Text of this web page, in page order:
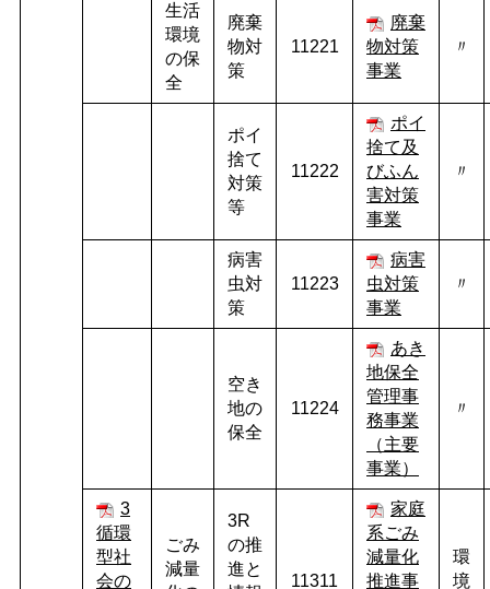
生活
環境
の保
全
廃棄
物対
策
11221
廃棄
物対策
事業
〃
ポイ
捨て
対策
等
11222
ポイ
捨て及
びふん
害対策
事業
〃
病害
虫対
策
11223
病害
虫対策
事業
〃
空き
地の
保全
11224
あき
地保全
管理事
務事業
（主要
事業）
〃
3
循環
型社
会の
ごみ
減量
3R
の推
進と
11311
家庭
系ごみ
減量化
推進事
環
境